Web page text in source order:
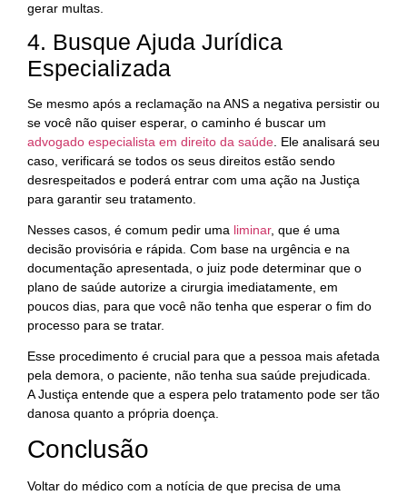
gerar multas.
4. Busque Ajuda Jurídica
Especializada
Se mesmo após a reclamação na ANS a negativa persistir ou
se você não quiser esperar, o caminho é buscar um
advogado especialista em direito da saúde. Ele analisará seu
caso, verificará se todos os seus direitos estão sendo
desrespeitados e poderá entrar com uma ação na Justiça
para garantir seu tratamento.
Nesses casos, é comum pedir uma liminar, que é uma
decisão provisória e rápida. Com base na urgência e na
documentação apresentada, o juiz pode determinar que o
plano de saúde autorize a cirurgia imediatamente, em
poucos dias, para que você não tenha que esperar o fim do
processo para se tratar.
Esse procedimento é crucial para que a pessoa mais afetada
pela demora, o paciente, não tenha sua saúde prejudicada.
A Justiça entende que a espera pelo tratamento pode ser tão
danosa quanto a própria doença.
Conclusão
Voltar do médico com a notícia de que precisa de uma